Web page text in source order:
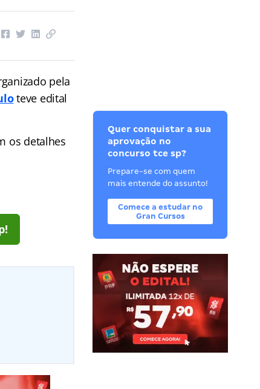
pela
teve edital
os detalhes
Quer conquistar a sua
aprovação no
concurso tce sp?
Prepare-se com quem
mais entende do assunto!
Comece a estudar no
Gran Cursos